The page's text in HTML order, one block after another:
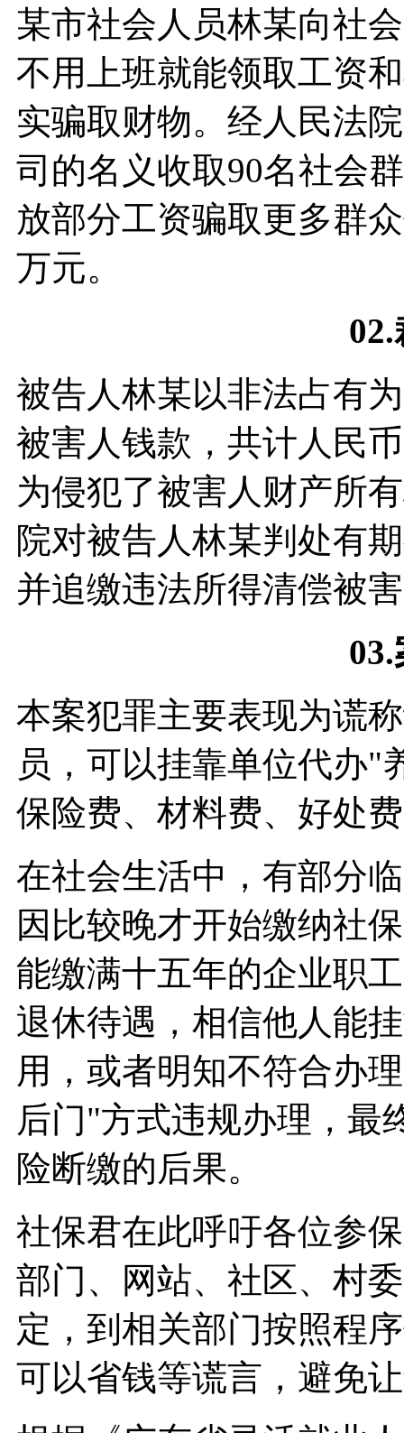
某市社会人员林某向社
不用上班就能领取工资
实骗取财物。经人民法
司的名义收取90名社会
放部分工资骗取更多群
万元。
02.
被告人林某以非法占有
被害人钱款，共计人民
为侵犯了被害人财产所
院对被告人林某判处有
并追缴违法所得清偿被
03.
本案犯罪主要表现为谎
员，可以挂靠单位代办"
保险费、材料费、好处
在社会生活中，有部分
因比较晚才开始缴纳社
能缴满十五年的企业职
退休待遇，相信他人能
用，或者明知不符合办
后门"方式违规办理，最
险断缴的后果。
社保君在此呼吁各位参
部门、网站、社区、村
定，到相关部门按照程
可以省钱等谎言，避免